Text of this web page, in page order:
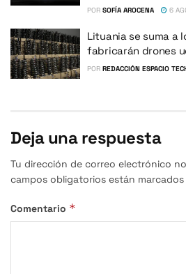
POR SOFÍA AROCENA 6
Lituania se suma a
fabricarán drones
POR REDACCIÓN ESPACIO
Deja una respuesta
Tu dirección de correo electrónico
campos obligatorios están
Comentario *